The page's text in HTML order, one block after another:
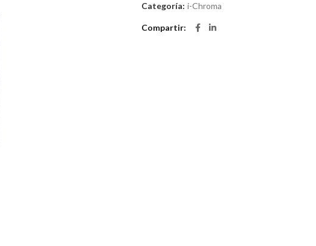
Categoría: i-Chroma
Compartir